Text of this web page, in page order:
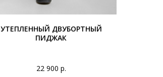
УТЕПЛЕННЫЙ ДВУБОРТНЫЙ
ПИДЖАК
22 900 р.